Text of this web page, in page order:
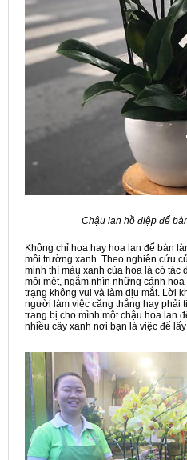
Chậu lan hồ điệp để
Không chỉ hoa hay hoa lan để bàn
môi trường xanh. Theo nghiên cứu
minh thì màu xanh của hoa lá có tác
mỏi mệt, ngắm nhìn những cánh
trạng không vui và làm dịu mắt. Lời
người làm việc căng thẳng hay phải
trang bị cho mình một chậu hoa lan
nhiều cây xanh nơi bạn là việc để